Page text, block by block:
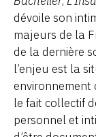
dévoile son
majeurs de la
de la dernière
l’enjeu est la
environnement
le fait collectif
personnel et